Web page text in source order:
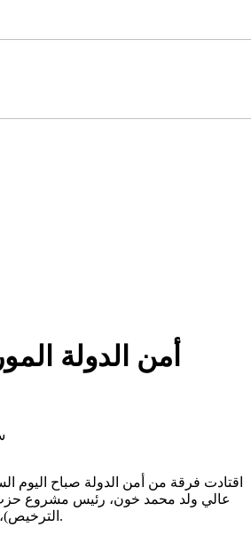
أمن الدولة
اقتادت فرقة من أمن الدولة صباح اليوم
عالي ولد محمد خون، رئيس مشروع حزب
الترخيص)، من منزله في نواكشوط.